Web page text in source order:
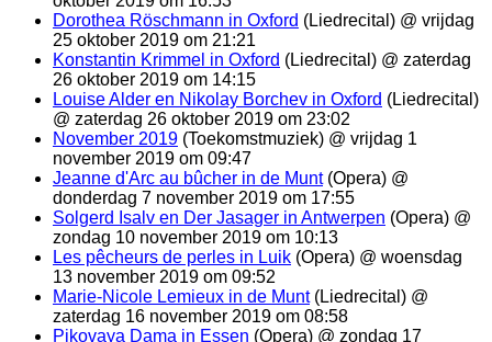
Dorothea Röschmann in Oxford (Liedrecital) @ vrijdag
25 oktober 2019 om 21:21
Konstantin Krimmel in Oxford (Liedrecital) @ zaterdag
26 oktober 2019 om 14:15
Louise Alder en Nikolay Borchev in Oxford (Liedrecital)
@ zaterdag 26 oktober 2019 om 23:02
November 2019 (Toekomstmuziek) @ vrijdag 1
november 2019 om 09:47
Jeanne d'Arc au bûcher in de Munt(Opera) @
donderdag 7 november 2019 om 17:55
Solgerd Isalv en Der Jasager in Antwerpen (Opera) @
zondag 10 november 2019 om 10:13
Les pêcheurs de perles in Luik (Opera) @ woensdag
13 november 2019 om 09:52
Marie-Nicole Lemieux in de Munt(Liedrecital) @
zaterdag 16 november 2019 om 08:58
Pikovaya Dama in Essen (Opera) @ zondag 17